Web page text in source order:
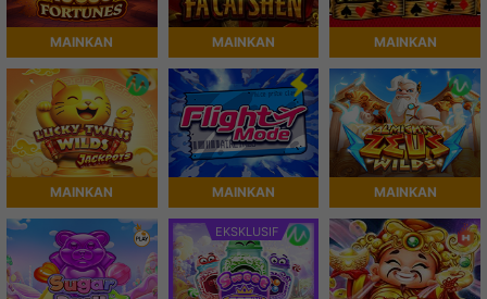
MAINKAN MAINKAN MAINKAN
MAINKAN MAINKAN MAINKAN
EKSKLUSIF